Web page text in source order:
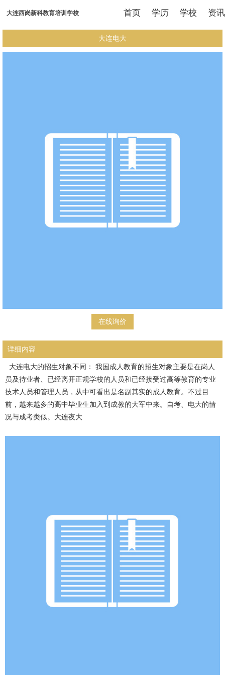
大连西岗新科教育培训学校 首页 学历 学校 资讯
大连电大
在线询价
详细内容
大连电大的招生对象不同： 我国成人教育的招生对象主要是在岗人
员及待业者、已经离开正规学校的人员和已经接受过高等教育的专业
技术人员和管理人员，从中可看出是名副其实的成人教育。不过目
前，越来越多的高中毕业生加入到成教的大军中来。自考、电大的情
况与成考类似。大连夜大